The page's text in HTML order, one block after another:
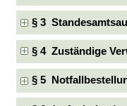
§ 3
§ 4 Zuständige
§ 5